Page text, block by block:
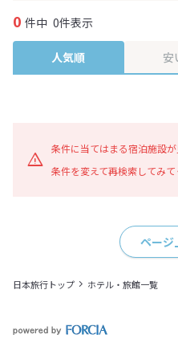
0 件中 0件表示
人気順 安
条件に当てはまる宿泊施設が
条件を変えて再検索してみて
ページ
日本旅行トップ ホテル・旅館一覧